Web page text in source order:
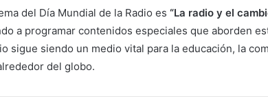
del Día Mundial de la Radio es “La radio y el
a programar contenidos especiales que aborden
sigue siendo un medio vital para la educación, la
del globo.